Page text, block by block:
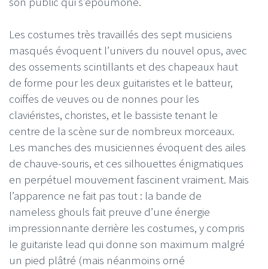
Les costumes très travaillés des sept musiciens
masqués évoquent l’univers du nouvel opus, avec
des ossements scintillants et des chapeaux haut
de forme pour les deux guitaristes et le batteur,
coiffes de veuves ou de nonnes pour les
claviéristes, choristes, et le bassiste tenant le
centre de la scène sur de nombreux morceaux.
Les manches des musiciennes évoquent des ailes
de chauve-souris, et ces silhouettes énigmatiques
en perpétuel mouvement fascinent vraiment. Mais
l’apparence ne fait pas tout : la bande de
nameless ghouls fait preuve d’une énergie
impressionnante derrière les costumes, y compris
le guitariste lead qui donne son maximum malgré
un pied plâtré (mais néanmoins orné